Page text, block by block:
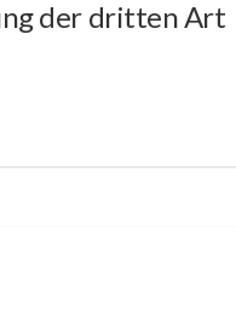
der dritten Art